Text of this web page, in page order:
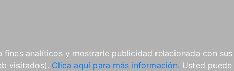
analíticos y mostrarle publicidad relacionada con
visitados). Clica aquí para más información. Usted
E-BOOKS